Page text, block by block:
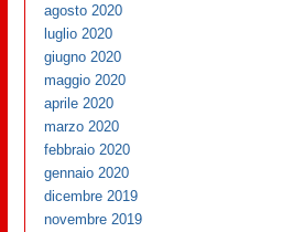
agosto 2020
luglio 2020
giugno 2020
maggio 2020
aprile 2020
marzo 2020
febbraio 2020
gennaio 2020
dicembre 2019
novembre 2019